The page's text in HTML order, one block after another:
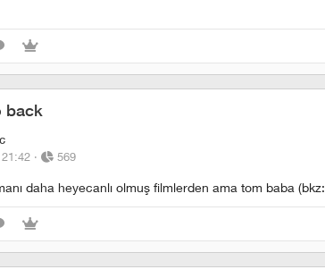
back
· 569
daha heyecanlı olmuş filmlerden ama tom baba (bkz: